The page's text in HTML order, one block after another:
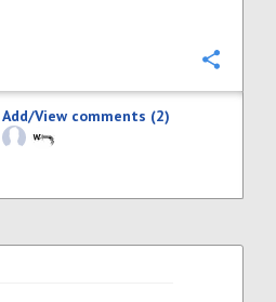
Add/View comments (2)